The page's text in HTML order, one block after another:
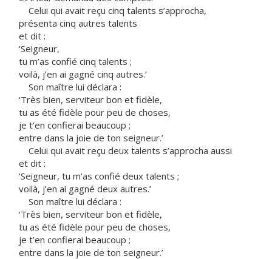
Celui qui avait reçu cinq talents s’approcha,
présenta cinq autres talents
et dit :
‘Seigneur,
tu m’as confié cinq talents ;
voilà, j’en ai gagné cinq autres.’
Son maître lui déclara :
‘Très bien, serviteur bon et fidèle,
tu as été fidèle pour peu de choses,
je t’en confierai beaucoup ;
entre dans la joie de ton seigneur.’
Celui qui avait reçu deux talents s’approcha aussi
et dit :
‘Seigneur, tu m’as confié deux talents ;
voilà, j’en ai gagné deux autres.’
Son maître lui déclara :
‘Très bien, serviteur bon et fidèle,
tu as été fidèle pour peu de choses,
je t’en confierai beaucoup ;
entre dans la joie de ton seigneur.’